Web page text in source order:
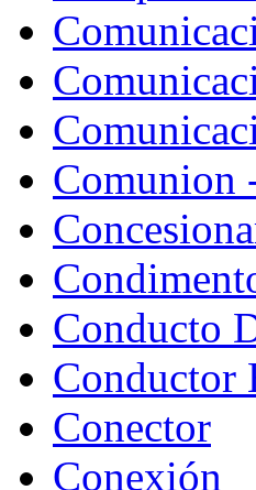
Comunion
Conducto
Conductor
Conector
Conexión